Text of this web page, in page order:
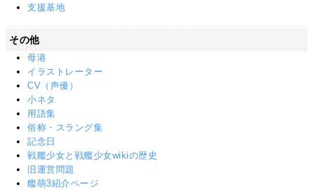
支援基地
その他
母港
イラストレーター
CV（声優）
小ネタ
用語集
俗称・スラング集
記念日
戦艦少女と戦艦少女wikiの歴史
旧運営問題
艦萌3紹介ページ